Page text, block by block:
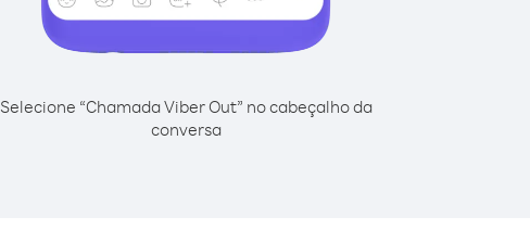
Selecione “Chamada Viber Out” no cabeçalho da
conversa